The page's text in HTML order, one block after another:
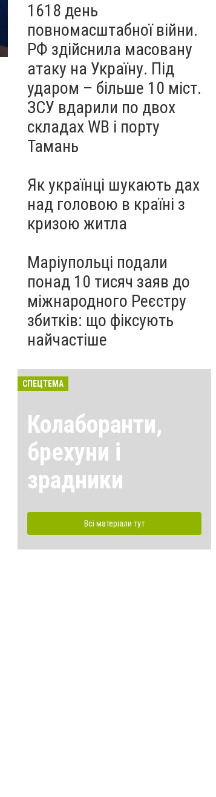
1618 день
повномасштабної війни.
РФ здійснила масовану
атаку на Україну. Під
ударом – більше 10 міст.
ЗСУ вдарили по двох
складах WB і порту
Тамань
Як українці шукають дах
над головою в країні з
кризою житла
Маріупольці подали
понад 10 тисяч заяв до
міжнародного Реєстру
збитків: що фіксують
найчастіше
СПЕЦТЕМА
Колаборанти,
брехуни і
зрадники
Всі матеріали тут